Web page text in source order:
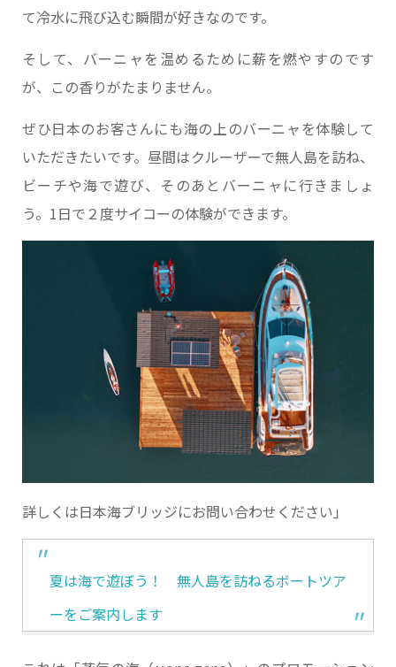
て冷水に飛び込む瞬間が好きなのです。
そして、バーニャを温めるために薪を燃やすのです
が、この香りがたまりません。
ぜひ日本のお客さんにも海の上のバーニャを体験して
いただきたいです。昼間はクルーザーで無人島を訪ね、
ビーチや海で遊び、そのあとバーニャに行きましょ
う。1日で２度サイコーの体験ができます。
詳しくは日本海ブリッジにお問い合わせください」
夏は海で遊ぼう！ 無人島を訪ねるボートツア
ーをご案内します